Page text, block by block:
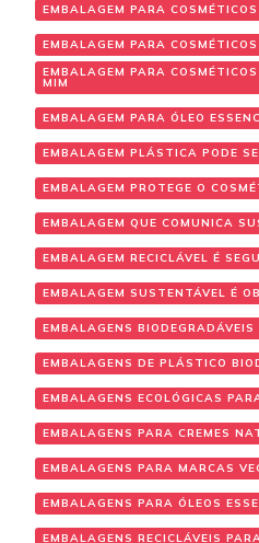
EMBALAGEM PARA
EMBALAGEM PARA
EMBALAGEM PARA
MIM
EMBALAGEM PARA ÓLEO
EMBALAGEM PLÁSTICA PODE
EMBALAGEM PROTEGE O
EMBALAGEM QUE COMUNICA
EMBALAGEM RECICLÁVEL É
EMBALAGEM SUSTENTÁVEL É
EMBALAGENS BIODEGRADÁVEIS
EMBALAGENS DE PLÁSTICO
EMBALAGENS ECOLÓGICAS
EMBALAGENS PARA CREMES
EMBALAGENS PARA MARCAS
EMBALAGENS PARA ÓLEOS
EMBALAGENS RECICLÁVEIS